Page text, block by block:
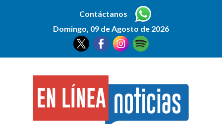
Contáctanos
Domingo, 09 de Agosto de 2026